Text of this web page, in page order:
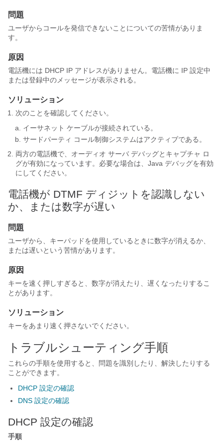
問題
ユーザからコールを発信できないことについての苦情がありま
す。
原因
電話機には DHCP IP アドレスがありません。電話機に IP 設定中
または登録中のメッセージが表示される。
ソリューション
次のことを確認してください。
イーサネット ケーブルが接続されている。
サードパーティ コール制御システムはアクティブである。
両方の電話機で、オーディオ サーバ デバッグとキャプチャ ロ
グが有効になっています。必要な場合は、Java デバッグを有効
にしてください。
電話機が DTMF ディジットを認識しない
か、または数字が遅い
問題
ユーザから、キーパッドを使用しているときに数字が消えるか、
または遅いという苦情があります。
原因
キーを速く押しすぎると、数字が消えたり、遅くなったりするこ
とがあります。
ソリューション
キーをあまり速く押さないでください。
トラブルシューティング手順
これらの手順を使用すると、問題を識別したり、解決したりする
ことができます。
DHCP 設定の確認
DNS 設定の確認
DHCP 設定の確認
手順